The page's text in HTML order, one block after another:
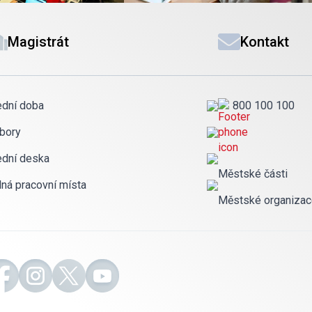
Magistrát
doba
deska
pracovní místa
Kontakt
800 100 100
Městské části
Městské